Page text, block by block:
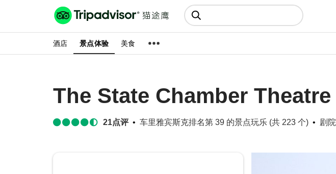
猫途鹰:景点、酒店、美食十亿条
点评
酒店 景点体验 美食
The State Chamber Theatre
21点评 车里雅宾斯克排名第 39 的景点玩乐 (共 223 个) 剧院